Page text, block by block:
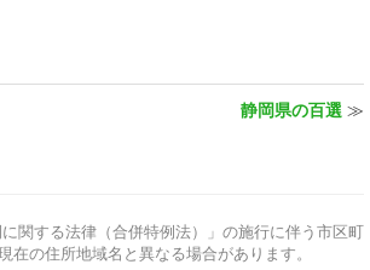
静岡県の百選 ≫
関する法律（合併特例法）」の施行に伴う市区町
在の住所地域名と異なる場合があります。